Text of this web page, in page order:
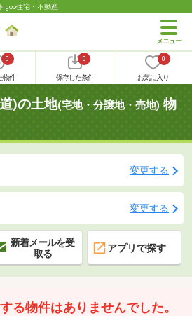
goo住宅・不動産
0
物件
0
保存した条件
0
お気に入り
)の土地(宅地・分譲地・売地) 物
変更する
変更する
新着メールを受
取る
アプリで探す
る物件はありませんでした。